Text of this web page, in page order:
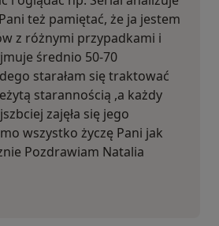
też pamiętać, że ja jestem
z różnymi przypadkami i
średnio 50-70
starałam się traktować
starannością ,a każdy
zajęła się jego
wszystko życzę Pani jak
Pozdrawiam Natalia